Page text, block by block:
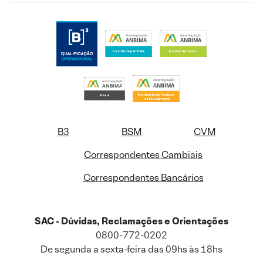
B3 BSM
CVM
Correspondentes Cambiais
Correspondentes Bancários
SAC - Dúvidas, Reclamações e Orientações
0800-772-0202
De segunda a sexta-feira das 09hs às 18hs